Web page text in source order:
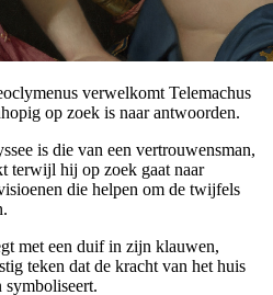
verwelkomt Telemachus
op zoek is naar antwoorden.
is die van een vertrouwensman,
terwijl hij op zoek gaat naar
die helpen om de twijfels
met een duif in zijn klauwen,
teken dat de kracht van het huis